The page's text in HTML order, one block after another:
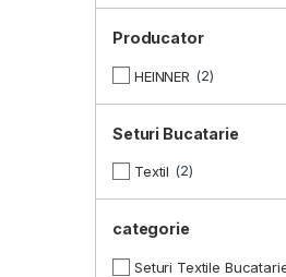
Producator
HEINNER 2
Seturi Bucatarie
Textil 2
categorie
Seturi Textile